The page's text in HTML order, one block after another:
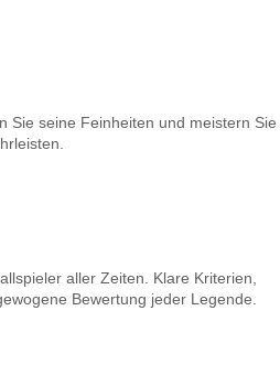
Sie seine Feinheiten und meistern Sie
aller Zeiten. Klare Kriterien,
Bewertung jeder Legende.